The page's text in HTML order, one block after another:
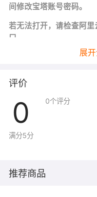
间修改宝塔账号密码。
若无法打开，请检查阿
口。
展
评价
0
满分5分
0个评分
推荐商品